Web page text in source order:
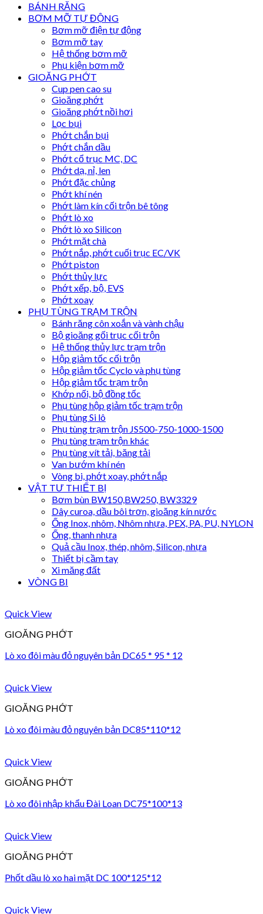
BÁNH RĂNG
BƠM MỠ TỰ ĐỘNG
Bơm mỡ điện tự động
Bơm mỡ tay
Hệ thống bơm mỡ
Phụ kiện bơm mỡ
GIOĂNG PHỚT
Cup pen cao su
Gioăng phớt
Gioăng phớt nồi hơi
Lọc bụi
Phớt chắn bụi
Phớt chắn dầu
Phớt cổ trục MC, DC
Phớt dạ, nỉ, len
Phớt đặc chủng
Phớt khí nén
Phớt làm kín cối trộn bê tông
Phớt lò xo
Phớt lò xo Silicon
Phớt mặt chà
Phớt nắp, phớt cuối trục EC/VK
Phớt piston
Phớt thủy lực
Phớt xếp, bộ, EVS
Phớt xoay
PHỤ TÙNG TRẠM TRỘN
Bánh răng côn xoắn và vành chậu
Bộ gioăng gối trục cối trộn
Hệ thống thủy lực trạm trộn
Hộp giảm tốc cối trộn
Hộp giảm tốc Cyclo và phụ tùng
Hộp giảm tốc trạm trộn
Khớp nối, bộ đồng tốc
Phụ tùng hộp giảm tốc trạm trộn
Phụ tùng Si lô
Phụ tùng trạm trộn JS500-750-1000-1500
Phụ tùng trạm trộn khác
Phụ tùng vít tải, băng tải
Van bướm khí nén
Vòng bi, phớt xoay, phớt nắp
VẬT TƯ THIẾT BỊ
Bơm bùn BW150,BW250, BW3329
Dây curoa, dầu bôi trơn, gioăng kín nước
Ống Inox, nhôm, Nhôm nhựa, PEX, PA, PU, NYLON
Ống, thanh nhựa
Quả cầu Inox, thép, nhôm, Silicon, nhựa
Thiết bị cầm tay
Xi măng đất
VÒNG BI
Quick View
GIOĂNG PHỚT
Lò xo đôi màu đỏ nguyên bản DC65 * 95 * 12
Quick View
GIOĂNG PHỚT
Lò xo đôi màu đỏ nguyên bản DC85*110*12
Quick View
GIOĂNG PHỚT
Lò xo đôi nhập khẩu Đài Loan DC75*100*13
Quick View
GIOĂNG PHỚT
Phốt dầu lò xo hai mặt DC 100*125*12
Quick View